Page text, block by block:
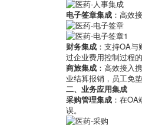
电子签章集成 ：高效
财务集成 ：支持OA
过企业费用控制过程
商旅集成 ：高效接入
业结算报销，员工免
二、业务应用集成
采购管理集成 ：在
误。